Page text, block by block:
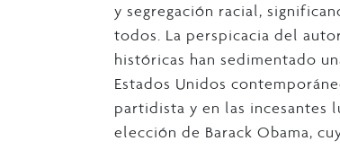
y segregación racial,
todos. La perspicacia del
históricas han sedimentado
Estados Unidos
partidista y en las incesantes
elección de Barack Obama,